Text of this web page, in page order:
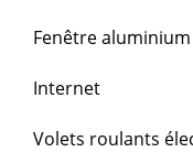
Fenêtre aluminium
Internet
Volets roulants